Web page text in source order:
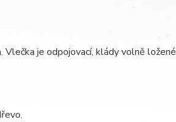
je odpojovací, klády volně